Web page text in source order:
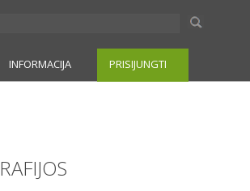
INFORMACIJA PRISIJUNGTI